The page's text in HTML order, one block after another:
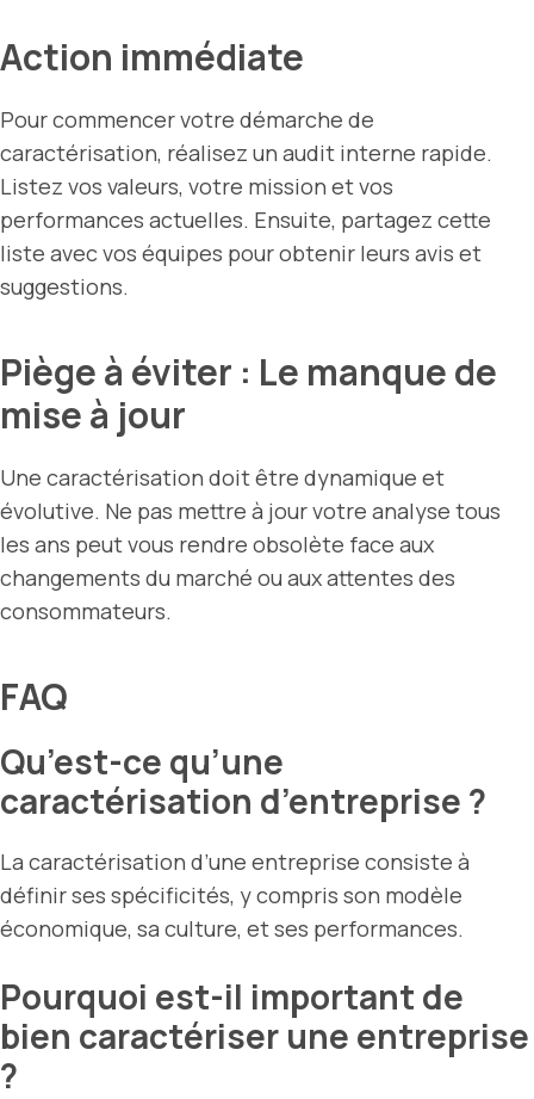
Action immédiate
Pour commencer votre démarche de
caractérisation, réalisez un audit interne rapide.
Listez vos valeurs, votre mission et vos
performances actuelles. Ensuite, partagez cette
liste avec vos équipes pour obtenir leurs avis et
suggestions.
Piège à éviter : Le manque de
mise à jour
Une caractérisation doit être dynamique et
évolutive. Ne pas mettre à jour votre analyse tous
les ans peut vous rendre obsolète face aux
changements du marché ou aux attentes des
consommateurs.
FAQ
Qu’est-ce qu’une
caractérisation d’entreprise ?
La caractérisation d’une entreprise consiste à
définir ses spécificités, y compris son modèle
économique, sa culture, et ses performances.
Pourquoi est-il important de
bien caractériser une entreprise
?